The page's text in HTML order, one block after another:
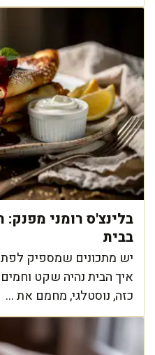
בלינצ'ס רומני
בבית
יש מתכונים שמספיק
איך הבית נהיה שקט
כזה, נוסטלגי, מחמם את ...